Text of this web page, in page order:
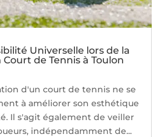
Universelle lors de la
de Tennis à Toulon
d'un court de tennis ne se
à améliorer son esthétique
Il s'agit également de veiller
indépendamment de...